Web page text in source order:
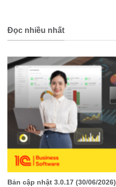
Đọc nhiều nhất
Bản cập nhật 3.0.17 (30/06/2026)